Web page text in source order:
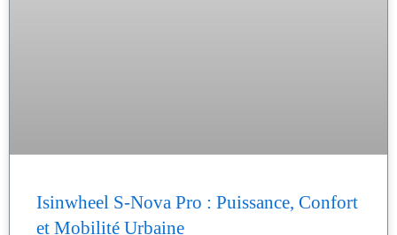
Isinwheel S-Nova Pro : Puissance, Confort
et Mobilité Urbaine